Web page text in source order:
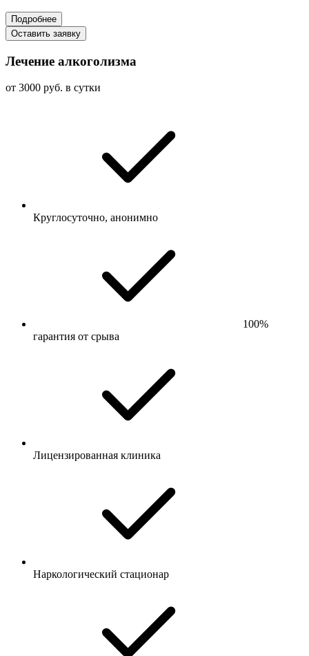
Подробнее
Оставить заявку
Лечение алкоголизма
от 3000 руб. в сутки
Круглосуточно, анонимно
100%
гарантия от срыва
Лицензированная клиника
Наркологический стационар